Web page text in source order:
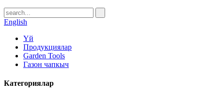
English
Үй
Продукциялар
Garden Tools
Газон чапкыч
Категориялар